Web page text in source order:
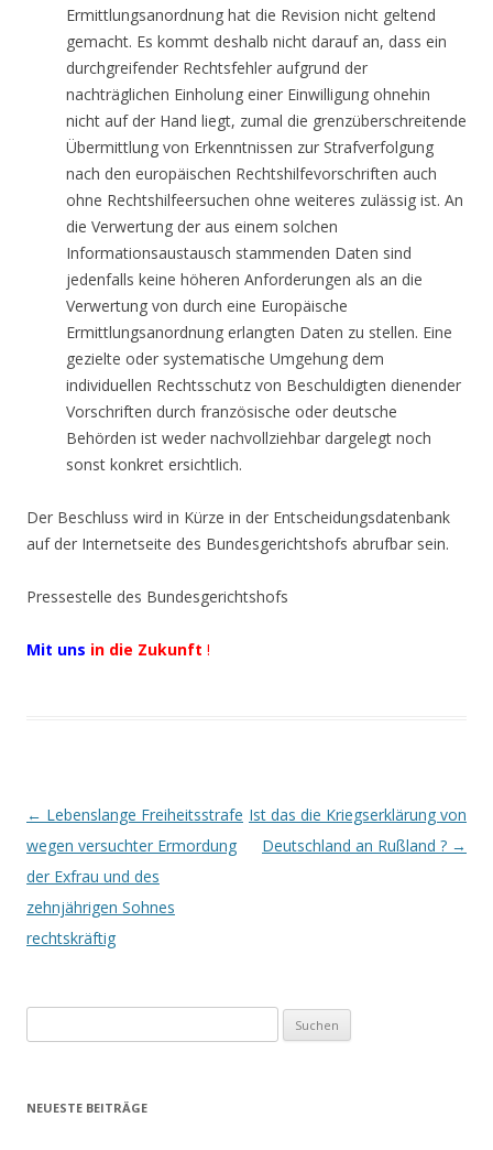
Ermittlungsanordnung hat die Revision nicht geltend
gemacht. Es kommt deshalb nicht darauf an, dass ein
durchgreifender Rechtsfehler aufgrund der
nachträglichen Einholung einer Einwilligung ohnehin
nicht auf der Hand liegt, zumal die grenzüberschreitende
Übermittlung von Erkenntnissen zur Strafverfolgung
nach den europäischen Rechtshilfevorschriften auch
ohne Rechtshilfeersuchen ohne weiteres zulässig ist. An
die Verwertung der aus einem solchen
Informationsaustausch stammenden Daten sind
jedenfalls keine höheren Anforderungen als an die
Verwertung von durch eine Europäische
Ermittlungsanordnung erlangten Daten zu stellen. Eine
gezielte oder systematische Umgehung dem
individuellen Rechtsschutz von Beschuldigten dienender
Vorschriften durch französische oder deutsche
Behörden ist weder nachvollziehbar dargelegt noch
sonst konkret ersichtlich.
Der Beschluss wird in Kürze in der Entscheidungsdatenbank
auf der Internetseite des Bundesgerichtshofs abrufbar sein.
Pressestelle des Bundesgerichtshofs
Mit uns in die Zukunft !
Beitrags-
Navigation
← Lebenslange Freiheitsstrafe
wegen versuchter Ermordung
der Exfrau und des
zehnjährigen Sohnes
rechtskräftig
Ist das die Kriegserklärung von
Deutschland an Rußland ? →
nach:
NEUESTE BEITRÄGE